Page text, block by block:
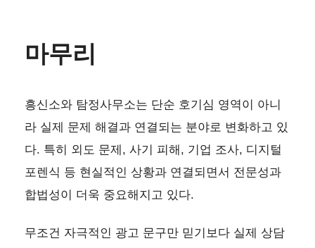
마무리
흥신소와 탐정사무소는 단순 호기심 영역이 아니
라 실제 문제 해결과 연결되는 분야로 변화하고 있
다. 특히 외도 문제, 사기 피해, 기업 조사, 디지털
포렌식 등 현실적인 상황과 연결되면서 전문성과
합법성이 더욱 중요해지고 있다.
무조건 자극적인 광고 문구만 믿기보다 실제 상담